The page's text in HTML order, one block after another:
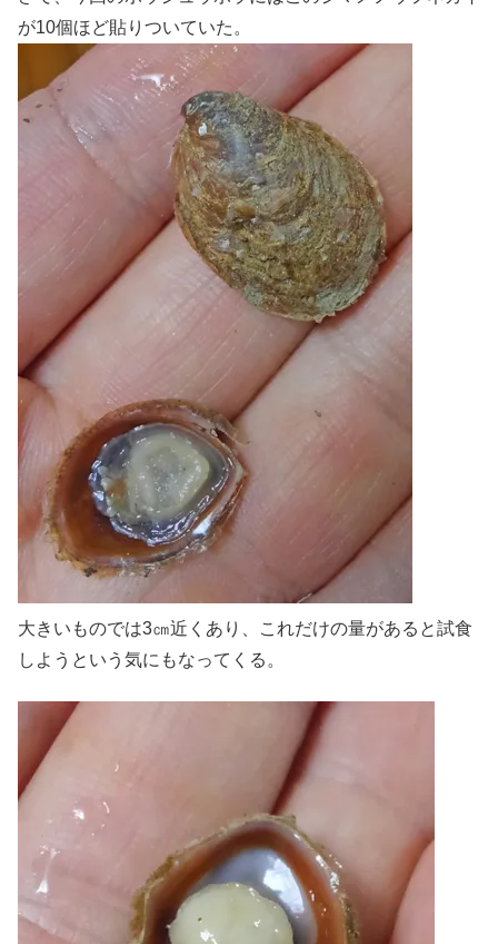
が10個ほど貼りついていた。
大きいものでは3㎝近くあり、これだけの量があると試食
しようという気にもなってくる。